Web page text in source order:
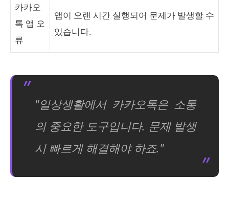
카카오
톡 앱 오
류
앱이 오랜 시간 실행되어 문제가 발생할 수
있습니다.
"일상생활에서 카카오톡은 소통
의 중요한 도구입니다. 문제 발생
시 빠르게 해결해야 하죠."